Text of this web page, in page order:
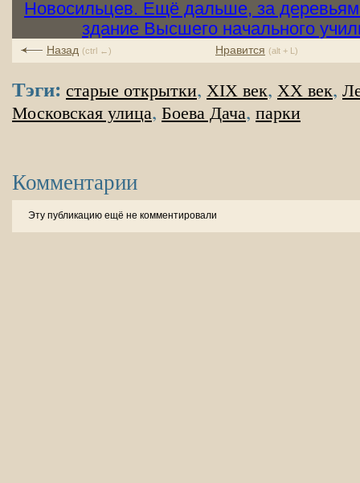
Нравится (alt + L)
Назад (ctrl ←)
Тэги: старые открытки, XIX век, XX век,
Московская улица, Боева Дача, парки
Комментарии
Эту публикацию ещё не комментировали